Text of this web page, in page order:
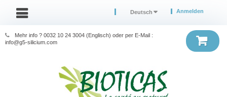
Mehr info ? 0032 10 24 3004 (Englisch) oder per E-Mail :
info@g5-silicium.com
Anmelden
Deutsch